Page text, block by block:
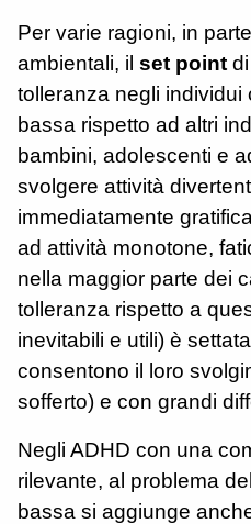
Per varie ragioni, in
ambientali, il set point
tolleranza negli individui
bassa rispetto ad altri
bambini, adolescenti e
svolgere attività
immediatamente
ad attività monotone,
nella maggior parte dei
tolleranza rispetto a
inevitabili e utili) è
consentono il loro
sofferto) e con grandi
Negli ADHD con una
rilevante, al problema
bassa si aggiunge